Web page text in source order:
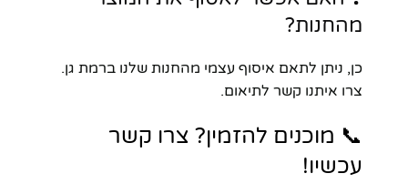
מהחנות?
כן, ניתן לתאם איסוף עצמי מהחנות שלנו ברמת גן.
צרו איתנו קשר לתיאום.
📞 מוכנים להזמין? צרו קשר
עכשיו!